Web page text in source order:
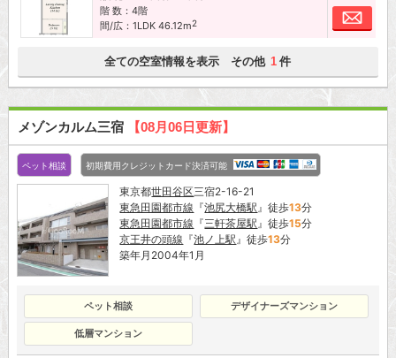
階 数：4階
間/広：1LDK 46.12m2
お
全ての空室情報を表示 その他 1 件
メゾンカルム三宿 【08月06日更新】
ペット相談 初期費用クレジットカード決済可能
東京都世田谷区三宿2-16-21
東急田園都市線 『池尻大橋駅 』徒歩13分
東急田園都市線 『三軒茶屋駅 』徒歩15分
京王井の頭線 『池ノ上駅 』徒歩13分
築年月2004年1月
ペット相談 デザイナーズマンション
低層マンション